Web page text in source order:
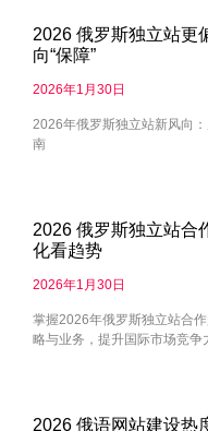
2026 俄罗斯独立站更
向“保障”
2026年1月30日
2026年俄罗斯独立站新风向：
南
2026 俄罗斯独立站合
化看趋势
2026年1月30日
掌握2026年俄罗斯独立站合
略与业务，提升国际市场竞争
2026 俄语网站建设热